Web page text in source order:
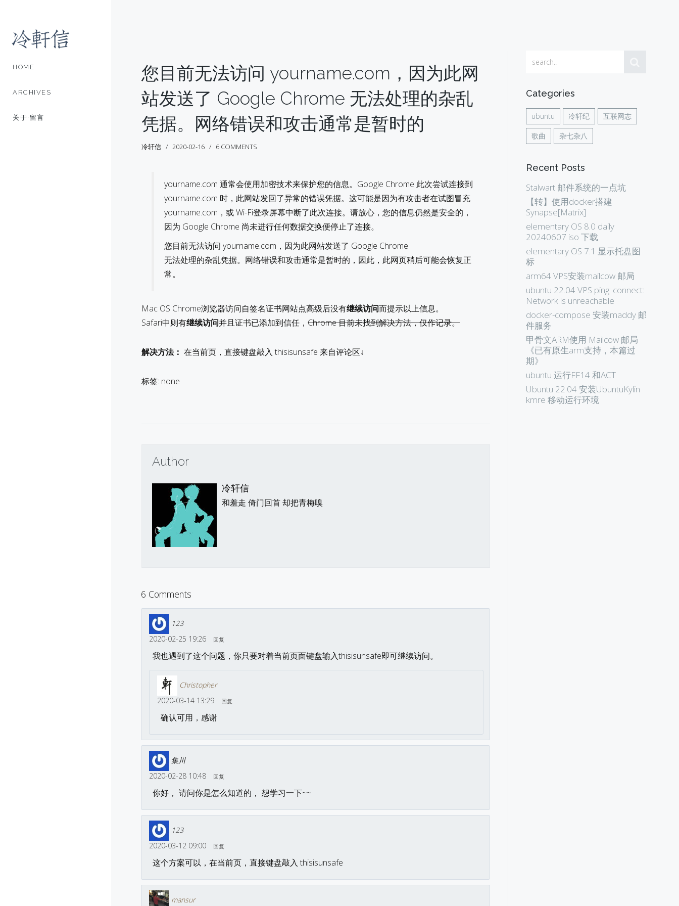
HOME
ARCHIVES
关于·留言
您目前无法访问 yourname.com，因为此网
站发送了 Google Chrome 无法处理的杂乱
凭据。网络错误和攻击通常是暂时的
冷轩信 2020-02-16 6 COMMENTS
yourname.com 通常会使用加密技术来保护您的信息。Google Chrome 此次尝试连接到
yourname.com 时，此网站发回了异常的错误凭据。这可能是因为有攻击者在试图冒充
yourname.com，或 Wi-Fi登录屏幕中断了此次连接。请放心，您的信息仍然是安全的，
因为 Google Chrome 尚未进行任何数据交换便停止了连接。
您目前无法访问 yourname.com，因为此网站发送了 Google Chrome
无法处理的杂乱凭据。网络错误和攻击通常是暂时的，因此，此网页稍后可能会恢复正
常。
Mac OS Chrome浏览器访问自签名证书网站点高级后没有继续访问而提示以上信息。
Safari中则有继续访问并且证书已添加到信任， Chrome 目前未找到解决方法，仅作记录。
解决方法： 在当前页，直接键盘敲入 thisisunsafe 来自评论区↓
标签: none
Author
冷轩信
和羞走 倚门回首 却把青梅嗅
6 Comments
123
2020-02-25 19:26
回复
我也遇到了这个问题，你只要对着当前页面键盘输入thisisunsafe即可继续访问。
Christopher
2020-03-14 13:29
回复
确认可用，感谢
集川
2020-02-28 10:48
回复
你好， 请问你是怎么知道的， 想学习一下~~
123
2020-03-12 09:00
回复
这个方案可以，在当前页，直接键盘敲入 thisisunsafe
mansur
Categories
ubuntu 冷轩纪 互联网志
歌曲 杂七杂八
Recent Posts
Stalwart 邮件系统的一点坑
【转】使用docker搭建
Synapse[Matrix]
elementary OS 8.0 daily
20240607 iso 下载
elementary OS 7.1 显示托盘图
标
arm64 VPS安装mailcow 邮局
ubuntu 22.04 VPS ping: connect:
Network is unreachable
docker-compose 安装maddy 邮
件服务
甲骨文ARM使用 Mailcow 邮局
《已有原生arm支持，本篇过
期》
ubuntu 运行FF14 和ACT
Ubuntu 22.04 安装UbuntuKylin
kmre 移动运行环境